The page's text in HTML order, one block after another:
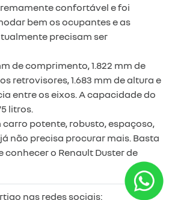
confortável e foi
bem os ocupantes e as
precisam ser
de comprimento, 1.822 mm de
retrovisores, 1.683 mm de altura e
entre os eixos. A capacidade do
litros.
carro potente, robusto, espaçoso,
não precisa procurar mais. Basta
conhecer o Renault Duster de
nas redes sociais: